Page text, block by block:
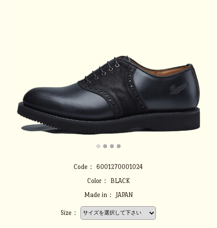
Code：
6001270001024
Color：
BLACK
Made in：
JAPAN
Size：